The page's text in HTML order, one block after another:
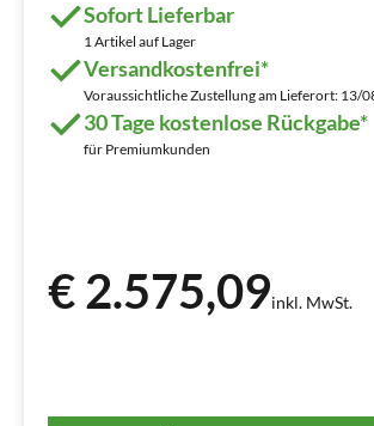
Sofort Lieferbar
1 Artikel auf Lager
Versandkostenfrei*
Voraussichtliche Zustellung am Lieferort: 13/
30 Tage kostenlose Rückgabe*
für Premiumkunden
€ 2.575,09inkl. MwSt.